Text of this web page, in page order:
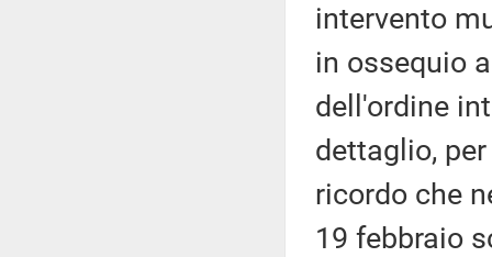
intervento
in ossequio
dell'ordine
dettaglio,
ricordo che
19 febbraio